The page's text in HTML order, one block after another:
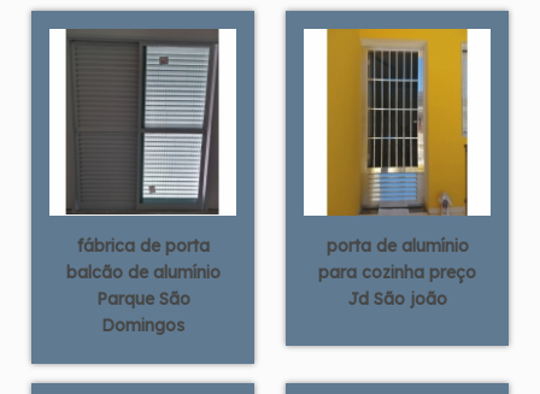
fábrica de porta
balcão de alumínio
Parque São
Domingos
porta de alumínio
para cozinha preço
Jd São joão